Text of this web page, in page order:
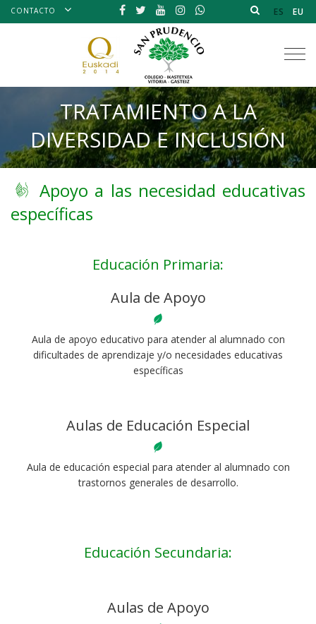
CONTACTO ES EU
TRATAMIENTO A LA
DIVERSIDAD E INCLUSIÓN
Apoyo a las necesidad educativas
específicas
Educación Primaria:
Aula de Apoyo
Aula de apoyo educativo para atender al alumnado con
dificultades de aprendizaje y/o necesidades educativas
específicas
Aulas de Educación Especial
Aula de educación especial para atender al alumnado con
trastornos generales de desarrollo.
Educación Secundaria:
Aulas de Apoyo